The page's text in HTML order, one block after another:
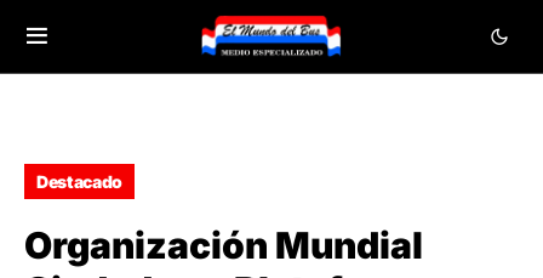
Destacado
Organización Mundial